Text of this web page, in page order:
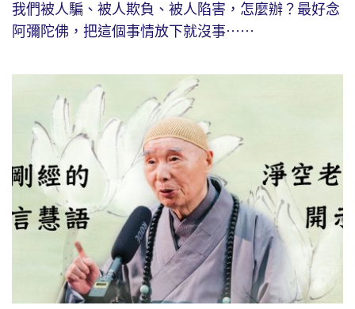
我們被人騙、被人欺負、被人陷害，怎麼辦？最好念
阿彌陀佛，把這個事情放下就沒事⋯⋯